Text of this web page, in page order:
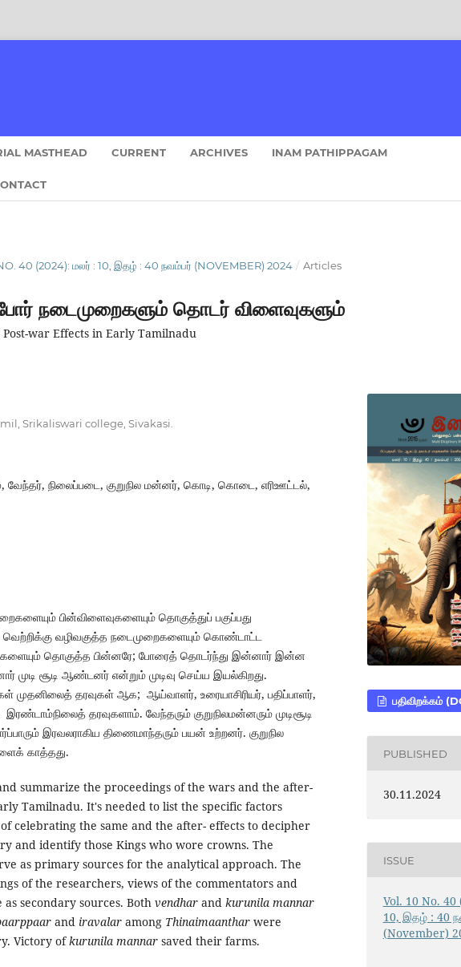
MASTHEAD CURRENT ARCHIVES INAM PATHIPPAGAM
40 (2024): மலர் : 10, இதழ் : 40 நவம்பர் (NOVEMBER) 2024 / Articles
நடைமுறைகளும் தொடர் விளைவுகளும்
war Effects in Early Tamilnadu
Srikaliswari college, Sivakasi.
வேந்தர், நிலைப்படை, குறுநில மன்னர், கொடி, கொடை, எரிஊட்டல்,
பின்விளைவுகளையும் தொகுத்துப் பகுப்பது
வழிவகுத்த நடைமுறைகளையும் கொண்டாட்ட
தொகுத்த பின்னரே; போரைத் தொடர்ந்து இன்னார் இன்ன
முடி சூடி ஆண்டனர் என்றும் முடிவு செய்ய இயல்கிறது.
முதனிலைத் தரவுகள் ஆக; ஆய்வாளர், உரையாசிரியர், பதிப்பாளர்,
தரவுகளாம். வேந்தரும் குறுநிலமன்னரும் முடிசூடி
இரவலராகிய திணைமாந்தரும் பயன் உற்றனர். குறுநில
காத்தது.
summarize the proceedings of the wars and the after-
Tamilnadu. It's needed to list the specific factors
celebrating the same and the after- effects to decipher
and identify those Kings who wore crowns. The
as primary sources for the analytical approach. The
of the researchers, views of the commentators and
secondary sources. Both vendhar and kurunila mannar
and iravalar among Thinaimaanthar were
Victory ofkurunila mannar saved their farms.
பதிவிறக்கம்
PUBLISHED
30.11.2024
ISSUE
Vol. 10 No. 40
10, இதழ் : 40
(November)